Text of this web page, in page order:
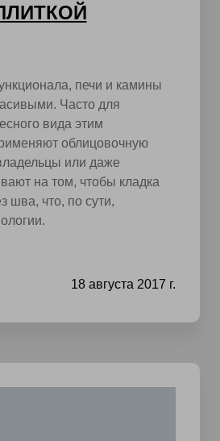
печи и камины
Часто для
вида этим
облицовочную
или даже
на том, чтобы кладка
шва, что, по сути,
18 августа 2017 г.